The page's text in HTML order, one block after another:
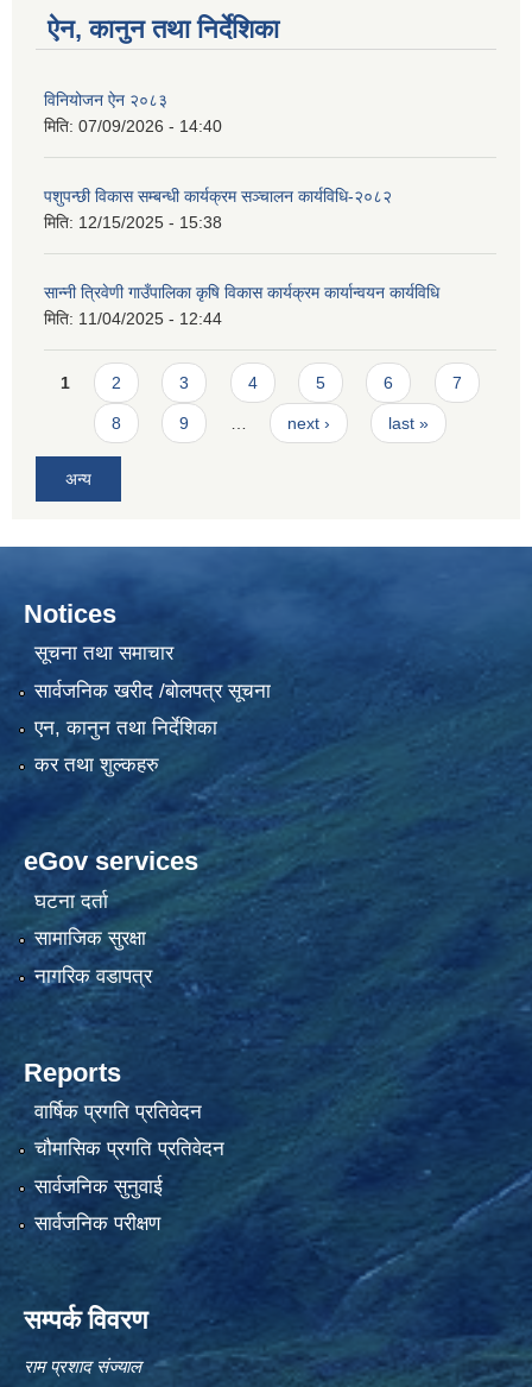
ऐन, कानुन तथा निर्देशिका
विनियोजन ऐन २०८३
मिति: 07/09/2026 - 14:40
पशुपन्छी विकास सम्बन्धी कार्यक्रम सञ्चालन कार्यविधि-२०८२
मिति: 12/15/2025 - 15:38
सान्नी त्रिवेणी गाउँपालिका कृषि विकास कार्यक्रम कार्यान्वयन कार्यविधि
मिति: 11/04/2025 - 12:44
Pages
1 2 3 4 5 6 7
8 9 … next › last »
अन्य
Notices
सूचना तथा समाचार
सार्वजनिक खरीद /बोलपत्र सूचना
एन, कानुन तथा निर्देशिका
कर तथा शुल्कहरु
eGov services
घटना दर्ता
सामाजिक सुरक्षा
नागरिक वडापत्र
Reports
वार्षिक प्रगति प्रतिवेदन
चौमासिक प्रगति प्रतिवेदन
सार्वजनिक सुनुवाई
सार्वजनिक परीक्षण
सम्पर्क विवरण
राम प्रशाद संज्याल